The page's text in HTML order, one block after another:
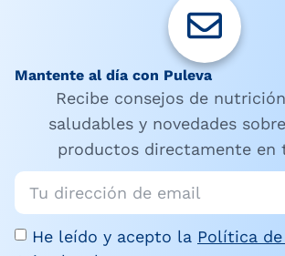
Mantente al día con Puleva
Recibe consejos de
saludables y novedades
productos directamente en
He leído y acepto la Política